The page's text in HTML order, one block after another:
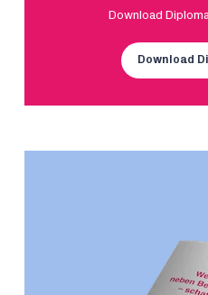
Download
Download